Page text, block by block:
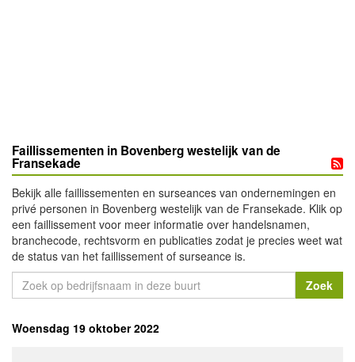
Faillissementen in Bovenberg westelijk van de
Fransekade
Bekijk alle faillissementen en surseances van ondernemingen en
privé personen in Bovenberg westelijk van de Fransekade. Klik op
een faillissement voor meer informatie over handelsnamen,
branchecode, rechtsvorm en publicaties zodat je precies weet wat
de status van het faillissement of surseance is.
Woensdag 19 oktober 2022